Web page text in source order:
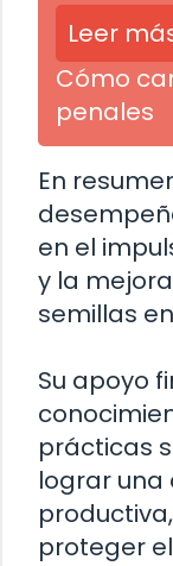
Leer
Cómo
penales
En
en el
y la
semillas
Su apoyo
prácticas
lograr una
proteger